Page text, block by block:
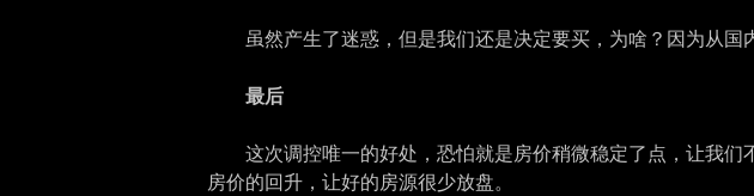
虽然产生了迷惑，但是我们还是决定要买，为啥？因为从国
最后
这次调控唯一的好处，恐怕就是房价稍微稳定了点，让我
房价的回升，让好的房源很少放盘。